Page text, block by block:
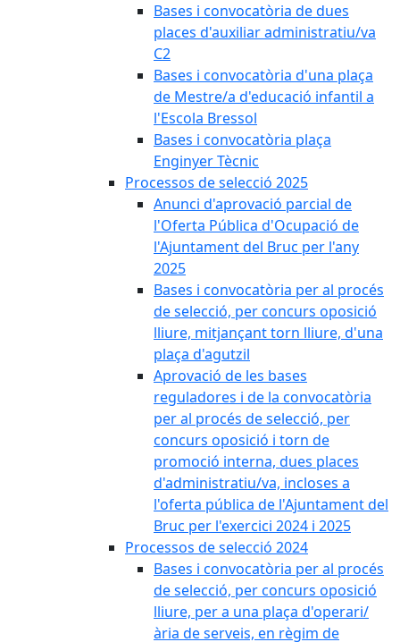
Bases i convocatòria de dues
places d'auxiliar administratiu/va
C2
Bases i convocatòria d'una plaça
de Mestre/a d'educació infantil a
l'Escola Bressol
Bases i convocatòria plaça
Enginyer Tècnic
Processos de selecció 2025
Anunci d'aprovació parcial de
l'Oferta Pública d'Ocupació de
l'Ajuntament del Bruc per l'any
2025
Bases i convocatòria per al procés
de selecció, per concurs oposició
lliure, mitjançant torn lliure, d'una
plaça d'agutzil
Aprovació de les bases
reguladores i de la convocatòria
per al procés de selecció, per
concurs oposició i torn de
promoció interna, dues places
d'administratiu/va, incloses a
l'oferta pública de l'Ajuntament del
Bruc per l'exercici 2024 i 2025
Processos de selecció 2024
Bases i convocatòria per al procés
de selecció, per concurs oposició
lliure, per a una plaça d'operari/
ària de serveis, en règim de